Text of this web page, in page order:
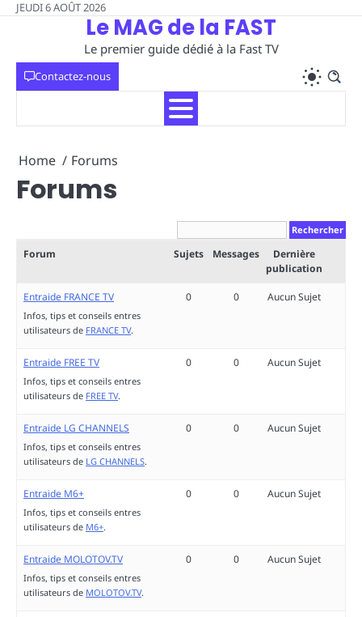
SkipJEUDI 6 AOÛT 2026
Contactez-nous
Le MAG de la FAST
Le premier guide dédié à la Fast TV
Home Forums
Forums
Forum Sujets Messages
Dernière
publication
Entraide FRANCE TV
Infos, tips et conseils entres
utilisateurs de FRANCE TV.
0 0 Aucun Sujet
Entraide FREE TV
Infos, tips et conseils entres
utilisateurs de FREE TV.
0 0 Aucun Sujet
Entraide LG CHANNELS
Infos, tips et conseils entres
utilisateurs de LG CHANNELS.
0 0 Aucun Sujet
Entraide M6+
Infos, tips et conseils entres
utilisateurs de M6+.
0 0 Aucun Sujet
Entraide MOLOTOV.TV
Infos, tips et conseils entres
utilisateurs de MOLOTOV.TV.
0 0 Aucun Sujet